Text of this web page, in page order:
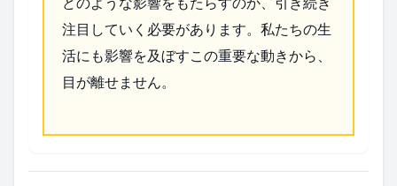
注目していく必要があります。私たちの生
活にも影響を及ぼすこの重要な動きから、
目が離せません。